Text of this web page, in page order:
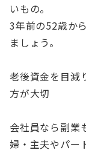
いもの。
3年前の52歳か
ましょう。
老後資金を目減
方が大切
会社員なら副業
婦・主夫やパー